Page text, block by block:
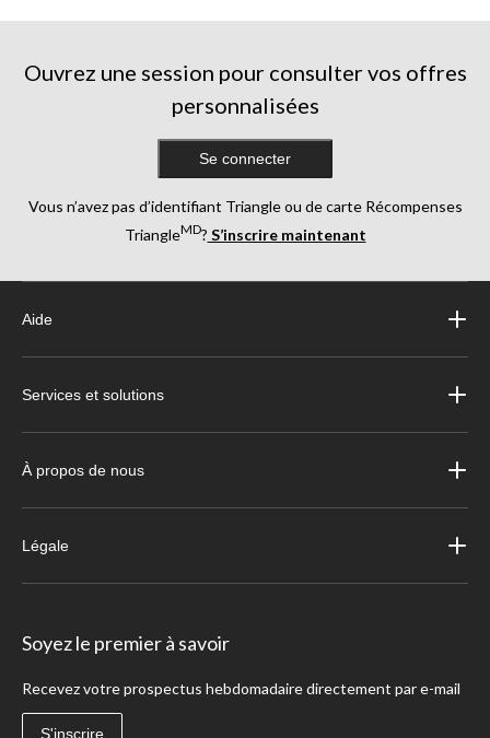
Ouvrez une session pour consulter vos offres
personnalisées
Se connecter
Vous n’avez pas d’identifiant Triangle ou de carte Récompenses
TriangleMD? S’inscrire maintenant
Aide
Services et solutions
À propos de nous
Légale
Soyez le premier à savoir
Recevez votre prospectus hebdomadaire directement par e-mail
S'inscrire